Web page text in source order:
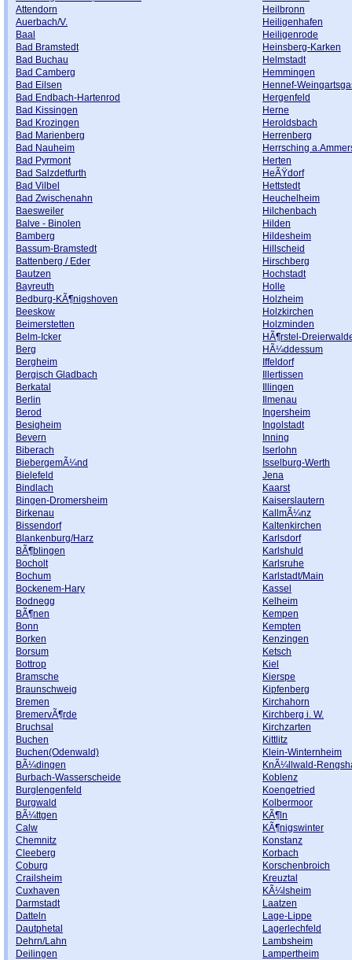
Attendorn
Heilbronn
Auerbach/V.
Heiligenhafen
Baal
Heiligenrode
Bad Bramstedt
Heinsberg-Karken
Bad Buchau
Helmstadt
Bad Camberg
Hemmingen
Bad Eilsen
Hennef-
Bad Endbach-Hartenrod
Hergenfeld
Bad Kissingen
Herne
Bad Krozingen
Heroldsbach
Bad Marienberg
Herrenberg
Bad Nauheim
Herrsching
Bad Pyrmont
Herten
Bad Salzdetfurth
HeÃŸdorf
Bad Vilbel
Hettstedt
Bad Zwischenahn
Heuchelheim
Baesweiler
Hilchenbach
Balve - Binolen
Hilden
Bamberg
Hildesheim
Bassum-Bramstedt
Hillscheid
Battenberg / Eder
Hirschberg
Bautzen
Hochstadt
Bayreuth
Holle
Bedburg-KÃ¶nigshoven
Holzheim
Beeskow
Holzkirchen
Beimerstetten
Holzminden
Belm-Icker
HÃ¶rstel-
Berg
HÃ¼ddessum
Bergheim
Iffeldorf
Bergisch Gladbach
Illertissen
Berkatal
Illingen
Berlin
Ilmenau
Berod
Ingersheim
Besigheim
Ingolstadt
Bevern
Inning
Biberach
Iserlohn
BiebergemÃ¼nd
Isselburg-Werth
Bielefeld
Jena
Bindlach
Kaarst
Bingen-Dromersheim
Kaiserslautern
Birkenau
KallmÃ¼nz
Bissendorf
Kaltenkirchen
Blankenburg/Harz
Karlsdorf
BÃ¶blingen
Karlshuld
Bocholt
Karlsruhe
Bochum
Karlstadt/Main
Bockenem-Hary
Kassel
Bodnegg
Kelheim
BÃ¶nen
Kempen
Bonn
Kempten
Borken
Kenzingen
Borsum
Ketsch
Bottrop
Kiel
Bramsche
Kierspe
Braunschweig
Kipfenberg
Bremen
Kirchahorn
BremervÃ¶rde
Kirchberg i. W.
Bruchsal
Kirchzarten
Buchen
Kittlitz
Buchen(Odenwald)
Klein-Winternheim
BÃ¼dingen
KnÃ¼llwald-
Burbach-Wasserscheide
Koblenz
Burglengenfeld
Koengetried
Burgwald
Kolbermoor
BÃ¼ttgen
KÃ¶ln
Calw
KÃ¶nigswinter
Chemnitz
Konstanz
Cleeberg
Korbach
Coburg
Korschenbroich
Crailsheim
Kreuztal
Cuxhaven
KÃ¼lsheim
Darmstadt
Laatzen
Datteln
Lage-Lippe
Dautphetal
Lagerlechfeld
Dehrn/Lahn
Lambsheim
Deilingen
Lampertheim